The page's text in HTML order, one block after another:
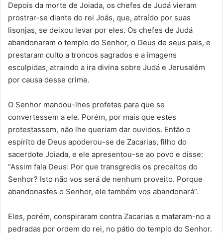
Depois da morte de Joiada, os chefes de Judá vieram
prostrar-se diante do rei Joás, que, atraído por suas
lisonjas, se deixou levar por eles. Os chefes de Judá
abandonaram o templo do Senhor, o Deus de seus pais, e
prestaram culto a troncos sagrados e a imagens
esculpidas, atraindo a ira divina sobre Judá e Jerusalém
por causa desse crime.
O Senhor mandou-lhes profetas para que se
convertessem a ele. Porém, por mais que estes
protestassem, não lhe queriam dar ouvidos. Então o
espírito de Deus apoderou-se de Zacarias, filho do
sacerdote Joiada, e ele apresentou-se ao povo e disse:
“Assim fala Deus: Por que transgredis os preceitos do
Senhor? Isto não vos será de nenhum proveito. Porque
abandonastes o Senhor, ele também vos abandonará”.
Eles, porém, conspiraram contra Zacarias e mataram-no a
pedradas por ordem do rei, no pátio do templo do Senhor.